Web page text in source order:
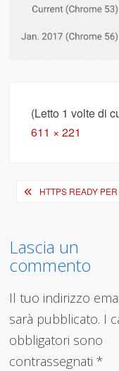
(Letto 1 volte di
Full
611 × 221
HTTPS READY
Lascia un
commento
Il tuo indirizzo
sarà pubblicato. I
obbligatori sono
contrassegnati*